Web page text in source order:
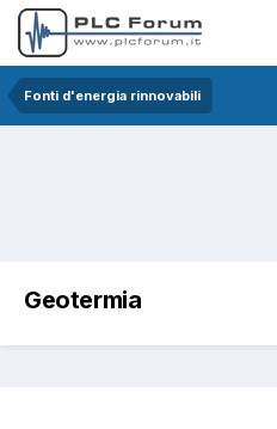
Fonti d'energia rinnovabili
Geotermia